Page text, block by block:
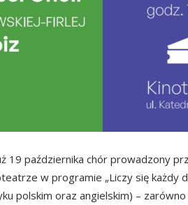
19 października chór prowadzony
w programie „Liczy się każdy
polskim oraz angielskim) –